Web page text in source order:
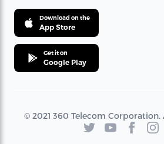
Download on the
App Store
Get it on
Google Play
© 2021 360 Telecom